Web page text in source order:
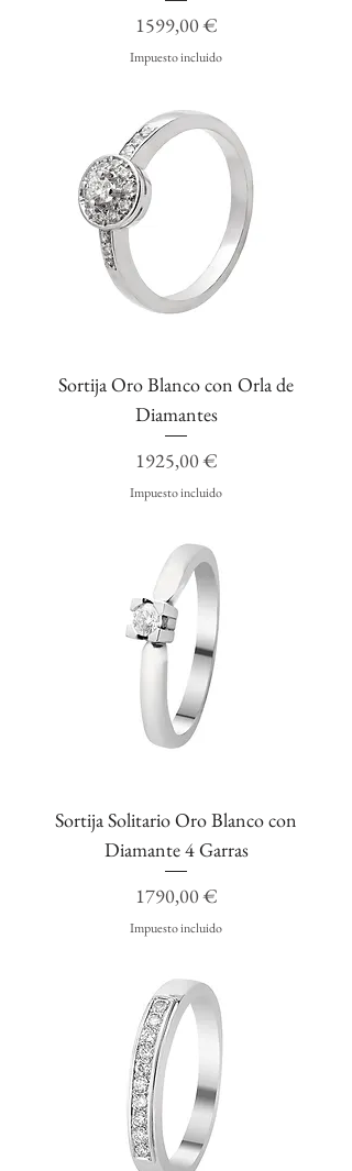
Precio
1599,00 €
Impuesto incluido
Sortija Oro Blanco con Orla de
Diamantes
Precio
1925,00 €
Impuesto incluido
Sortija Solitario Oro Blanco con
Diamante 4 Garras
Precio
1790,00 €
Impuesto incluido